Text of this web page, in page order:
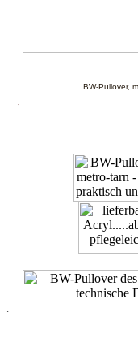
.
BW-Pullover,
.